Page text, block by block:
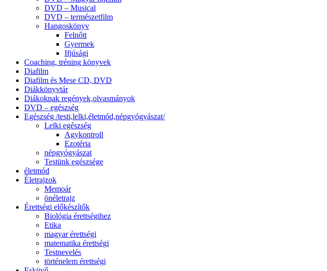
DVD – Musical
DVD – természetfilm
Hangoskönyv
Felnőtt
Gyermek
Ifjúsági
Coaching, tréning könyvek
Diafilm
Diafilm és Mese CD, DVD
Diákkönyvtár
Diákoknak regények,olvasmányok
DVD – egészség
Egészség /testi,lelki,életmód,népgyógyászat/
Lelki egészség
Agykontroll
Ezotéria
népgyógyászat
Testünk egészsége
életmód
Életrajzok
Memoár
önéletrajz
Érettségi előkészítők
Biológia érettségihez
Etika
magyar érettségi
matematika érettségi
Testnevelés
történelem érettségi